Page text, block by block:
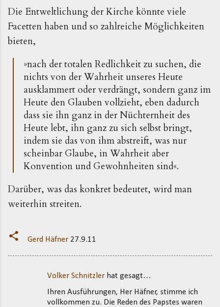
Die Entweltlichung der Kirche könnte viele
Facetten haben und so zahlreiche Möglichkeiten
bieten,
»nach der totalen Redlichkeit zu suchen, die
nichts von der Wahrheit unseres Heute
ausklammert oder verdrängt, sondern ganz im
Heute den Glauben vollzieht, eben dadurch
dass sie ihn ganz in der Nüchternheit des
Heute lebt, ihn ganz zu sich selbst bringt,
indem sie das von ihm abstreift, was nur
scheinbar Glaube, in Wahrheit aber
Konvention und Gewohnheiten sind«.
Darüber, was das konkret bedeutet, wird man
weiterhin streiten.
Gerd Häfner 27.9.11
Volker Schnitzler hat gesagt…
Ihren Ausführungen, Her Häfner, stimme ich
vollkommen zu. Die Reden des Papstes waren